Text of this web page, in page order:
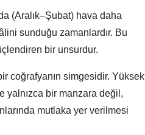
(Aralık–Şubat) hava daha
sunduğu zamanlardır. Bu
bir unsurdur.
coğrafyanın simgesidir. Yüksek
yalnızca bir manzara değil,
mutlaka yer verilmesi